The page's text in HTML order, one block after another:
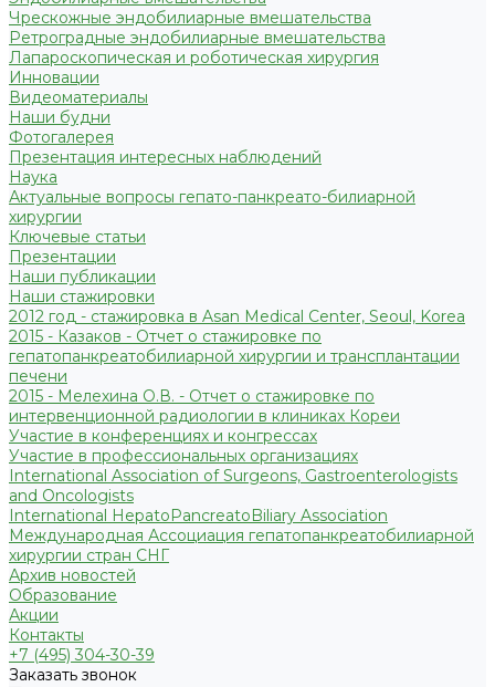
Чрескожные эндобилиарные вмешательства
Ретроградные эндобилиарные вмешательства
Лапароскопическая и роботическая хирургия
Инновации
Видеоматериалы
Наши будни
Фотогалерея
Презентация интересных наблюдений
Наука
Актуальные вопросы гепато-панкреато-билиарной
хирургии
Ключевые статьи
Презентации
Наши публикации
Наши стажировки
2012 год - стажировка в Asan Medical Center, Seoul, Korea
2015 - Казаков - Отчет о стажировке по
гепатопанкреатобилиарной хирургии и трансплантации
печени
2015 - Мелехина О.В. - Отчет о стажировке по
интервенционной радиологии в клиниках Кореи
Участие в конференциях и конгрессах
Участие в профессиональных организациях
International Association of Surgeons, Gastroenterologists
and Oncologists
International HepatoPancreatoBiliary Association
Международная Ассоциация гепатопанкреатобилиарной
хирургии стран СНГ
Архив новостей
Образование
Акции
Контакты
+7 (495) 304-30-39
Заказать звонок